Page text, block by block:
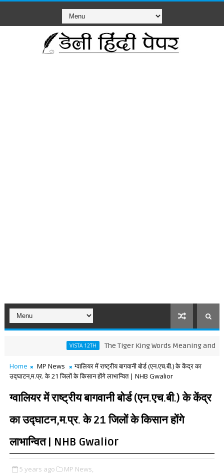
The Tiger King Words Meaning and Line by
Home MP News
ग्वालियर में राष्ट्रीय बागवानी बोर्ड (एन.एच.बी.) के केंद्र का
उद्घाटन,म.प्र. के 21 जिलों के किसान होंगे लाभान्वित | NHB Gwalior
ग्वालियर में राष्ट्रीय बागवानी बोर्ड (एन.एच.बी.) के केंद्र
का उद्घाटन,म.प्र. के 21 जिलों के किसान होंगे
लाभान्वित | NHB Gwalior
5 years ago MP News,